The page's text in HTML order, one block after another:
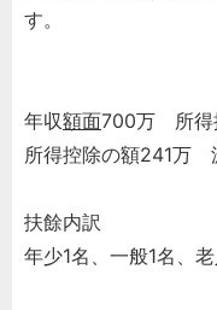
す。
年収額面700万 所得
所得控除の額241万
扶餘内訳
年少1名、一般1名、老